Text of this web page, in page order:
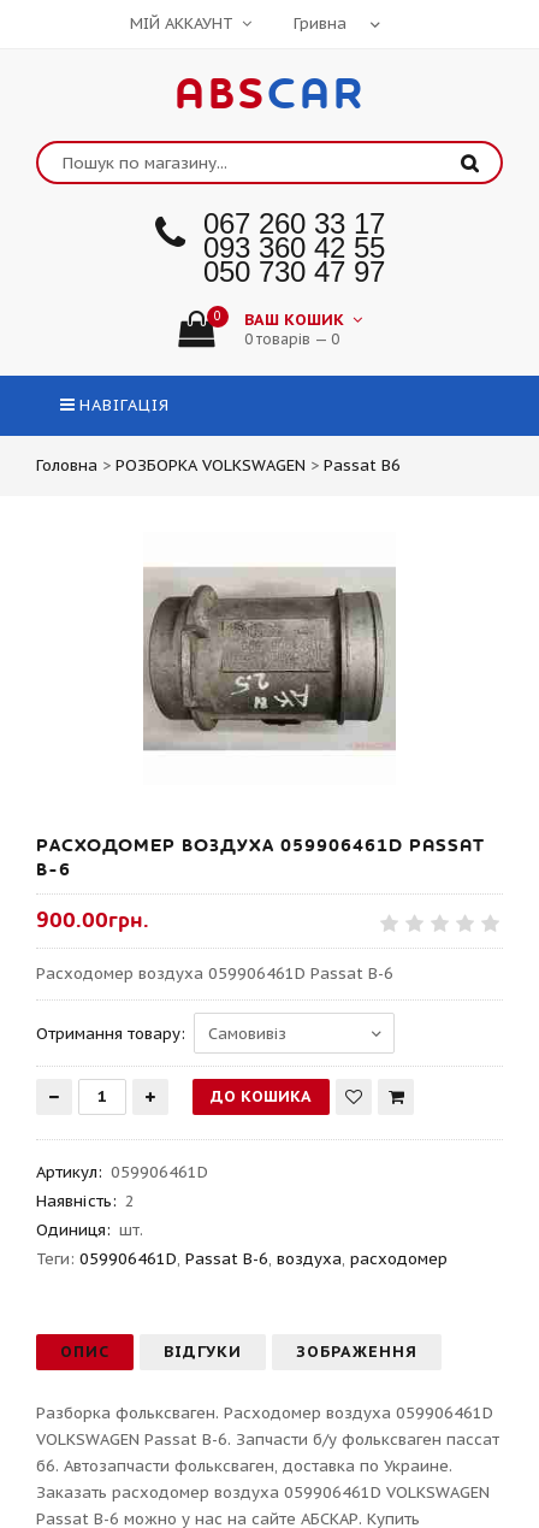
МІЙ АККАУНТ
ABSCAR
067 260 33 17
093 360 42 55
050 730 47 97
0 ВАШ КОШИК
0 товарів — 0
НАВІГАЦІЯ
Головна > РОЗБОРКА VOLKSWAGEN > Passat B6
РАСХОДОМЕР ВОЗДУХА 059906461D PASSAT
B-6
900.00грн.
Расходомер воздуха 059906461D Passat B-6
Отримання товару:
Артикул: 059906461D
Наявність: 2
Одиниця: шт.
Теги: 059906461D, Passat B-6, воздуха, расходомер
ОПИС ВІДГУКИ ЗОБРАЖЕННЯ
Разборка фольксваген. Расходомер воздуха 059906461D
VOLKSWAGEN Passat B-6. Запчасти б/у фольксваген пассат
б6. Автозапчасти фольксваген, доставка по Украине.
Заказать расходомер воздуха 059906461D VOLKSWAGEN
Passat B-6 можно у нас на сайте АБСКАР. Купить